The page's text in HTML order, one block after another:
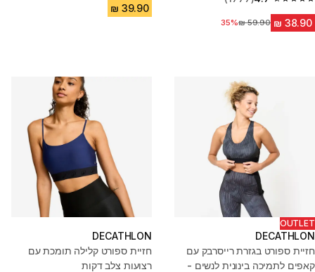
4.7 out of 5 stars from 1777 reviews
מחיר לפני הנחה‏59.90 ₪
35%
OUTLET
DECATHLON
חזיית ספורט בגזרת רייסרבק עם
קאפים לתמיכה בינונית לנשים -
DECATHLON
חזיית ספורט קלילה תומכת עם
רצועות צלב דקות